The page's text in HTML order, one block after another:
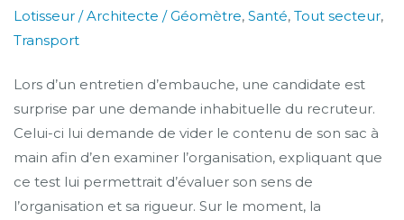
Lotisseur / Architecte / Géomètre, Santé, Tout secteur,
Transport
Lors d’un entretien d’embauche, une candidate est
surprise par une demande inhabituelle du recruteur.
Celui-ci lui demande de vider le contenu de son sac à
main afin d’en examiner l’organisation, expliquant que
ce test lui permettrait d’évaluer son sens de
l’organisation et sa rigueur. Sur le moment, la